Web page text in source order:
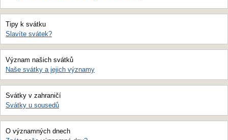
Tipy k svátku
Slavíte svátek?
Význam našich svátků
Naše svátky a jejich významy
Svátky v zahraničí
Svátky u sousedů
O významných dnech